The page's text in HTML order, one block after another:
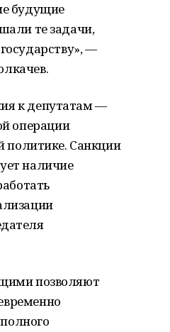
будущие
те задачи,
—
к депутатам —
операции
политике. Санкции
наличие
позволяют